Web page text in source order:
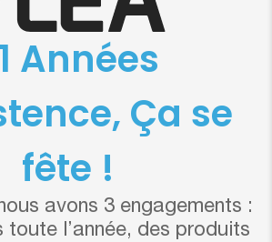
Années
Ça se
fête !
avons 3 engagements :
toute l’année, des produits